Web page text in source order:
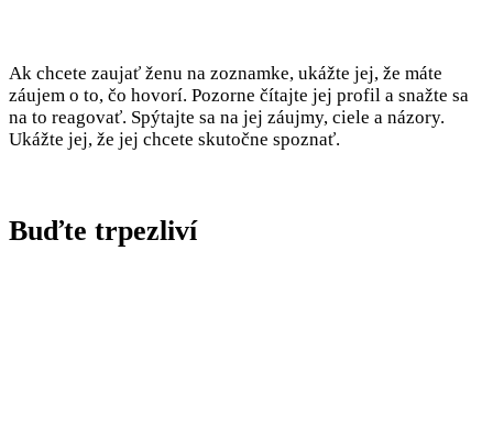
Ak chcete zaujať ženu na zoznamke, ukážte jej, že máte
záujem o to, čo hovorí. Pozorne čítajte jej profil a snažte sa
na to reagovať. Spýtajte sa na jej záujmy, ciele a názory.
Ukážte jej, že jej chcete skutočne spoznať.
Buďte trpezliví